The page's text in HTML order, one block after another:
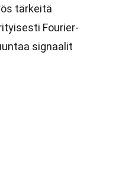
tärkeitä
Fourier-
signaalit